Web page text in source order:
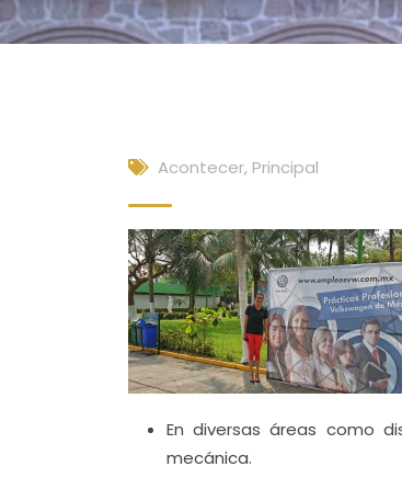
Acontecer, Principal
En diversas áreas como
mecánica.